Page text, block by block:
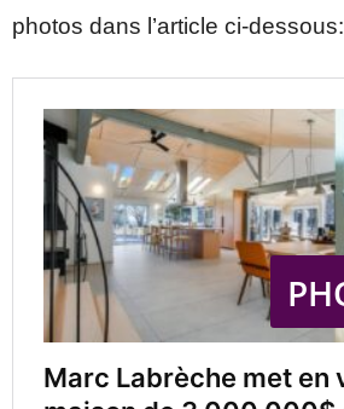
photos dans l’article ci-dessous: